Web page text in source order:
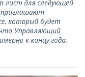
лист для следующей
приглашают
который будет
Управляющий
к концу года.